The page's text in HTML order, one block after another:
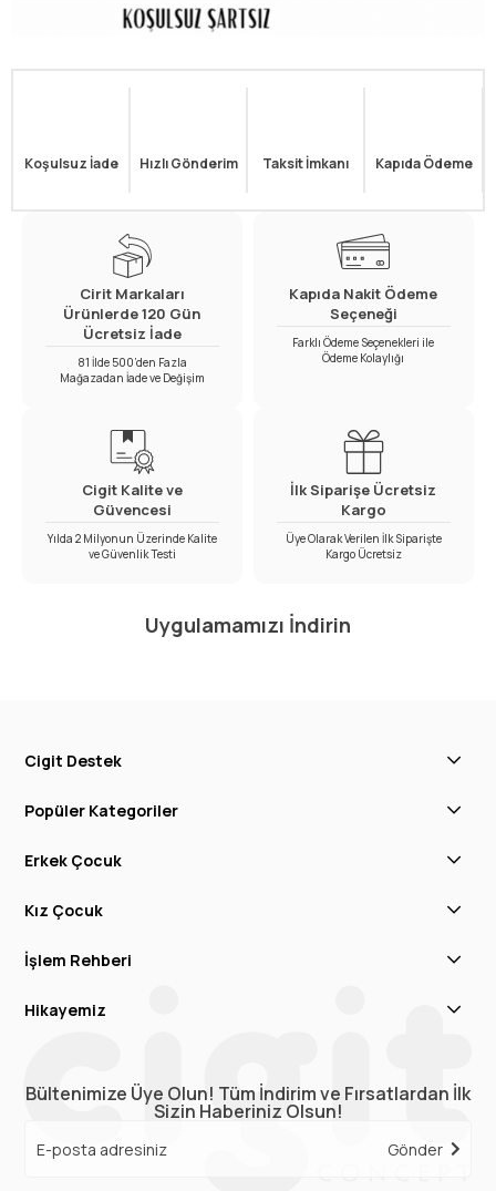
Koşulsuz İade Hızlı Gönderim Taksit İmkanı Kapıda Ödeme
Cirit Markaları
Ürünlerde 120 Gün
Ücretsiz İade
81 İlde 500’den Fazla
Mağazadan İade ve Değişim
Kapıda Nakit Ödeme
Seçeneği
Farklı Ödeme Seçenekleri ile
Ödeme Kolaylığı
Cigit Kalite ve
Güvencesi
Yılda 2 Milyonun Üzerinde Kalite
ve Güvenlik Testi
İlk Siparişe Ücretsiz
Kargo
Üye Olarak Verilen İlk Siparişte
Kargo Ücretsiz
Uygulamamızı İndirin
Cigit Destek
Popüler Kategoriler
Erkek Çocuk
Kız Çocuk
İşlem Rehberi
Hikayemiz
Bültenimize Üye Olun! Tüm İndirim ve Fırsatlardan İlk
Sizin Haberiniz Olsun!
Gönder